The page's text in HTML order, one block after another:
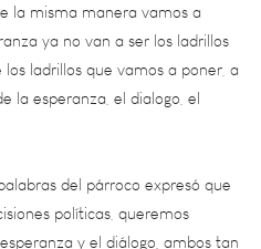
ladrillos que vamos a poner, a
esperanza, el dialogo, el
del párroco expresó que
políticas, queremos
y el diálogo, ambos tan